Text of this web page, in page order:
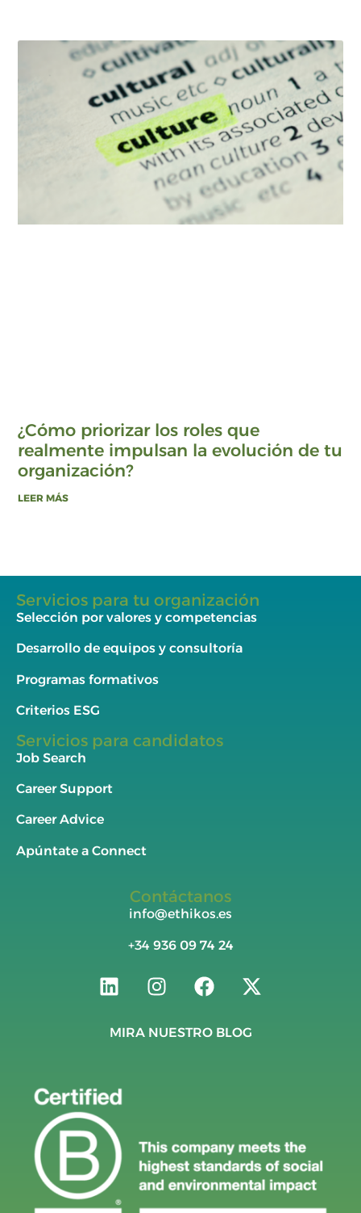
¿Cómo priorizar los roles que
realmente impulsan la evolución de tu
organización?
LEER MÁS
Servicios para tu organización
Selección por valores y competencias
Desarrollo de equipos y consultoría
Programas formativos
Criterios ESG
Servicios para candidatos
Job Search
Career Support
Career Advice
Apúntate a Connect
Contáctanos
info@ethikos.es
+34 936 09 74 24
MIRA NUESTRO BLOG